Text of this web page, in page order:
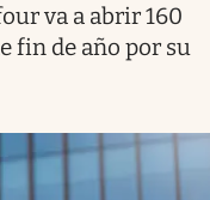
va a abrir 160
fin de año por su